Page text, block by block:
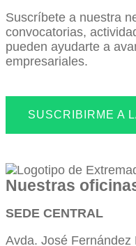
Suscríbete a nuestra
convocatorias,
pueden ayudarte a
empresariales.
SUSCRIBIRME A
Nuestras
SEDE CENTRAL
Avda. José Fernández